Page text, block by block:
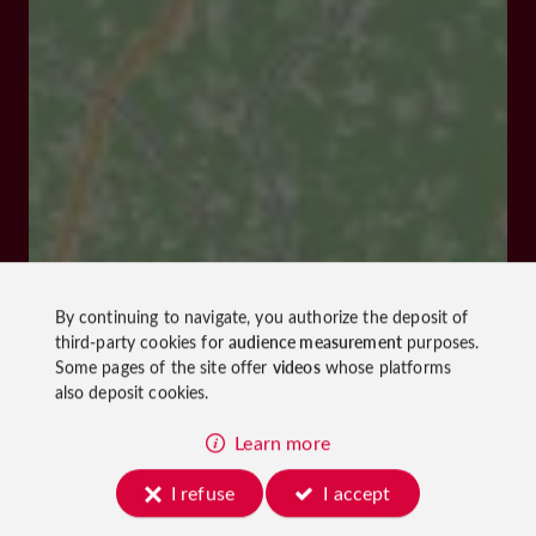
By continuing to navigate, you authorize the deposit of
third-party cookies foraudience measurementpurposes.
Some pages of the site offer videoswhose platforms
also deposit cookies.
Learn more
I refuse
I accept